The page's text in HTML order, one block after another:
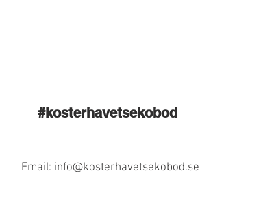
#kosterhavetsekobod
Email: info@kosterhavetsekobod.se